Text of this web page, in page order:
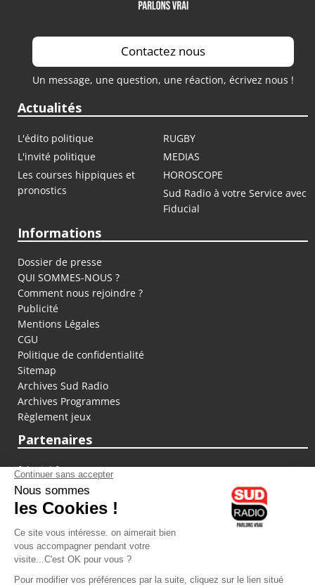
Contactez nous
Un message, une question, une réaction, écrivez nous !
Actualités
L'édito politique
RUGBY
L'invité politique
MEDIAS
Les courses hippiques et
pronostics
HOROSCOPE
Sud Radio à votre Service avec
Fiducial
Informations
Dossier de presse
QUI SOMMES-NOUS ?
Comment nous rejoindre ?
Publicité
Mentions Légales
CGU
Politique de confidentialité
Sitemap
Archives Sud Radio
Archives Programmes
Règlement jeux
Partenaires
fiducial.fr
lyoncapitale.fr
olympique-et-lyonnais.com
L'application Iphone / Android
Téléchargez l'application